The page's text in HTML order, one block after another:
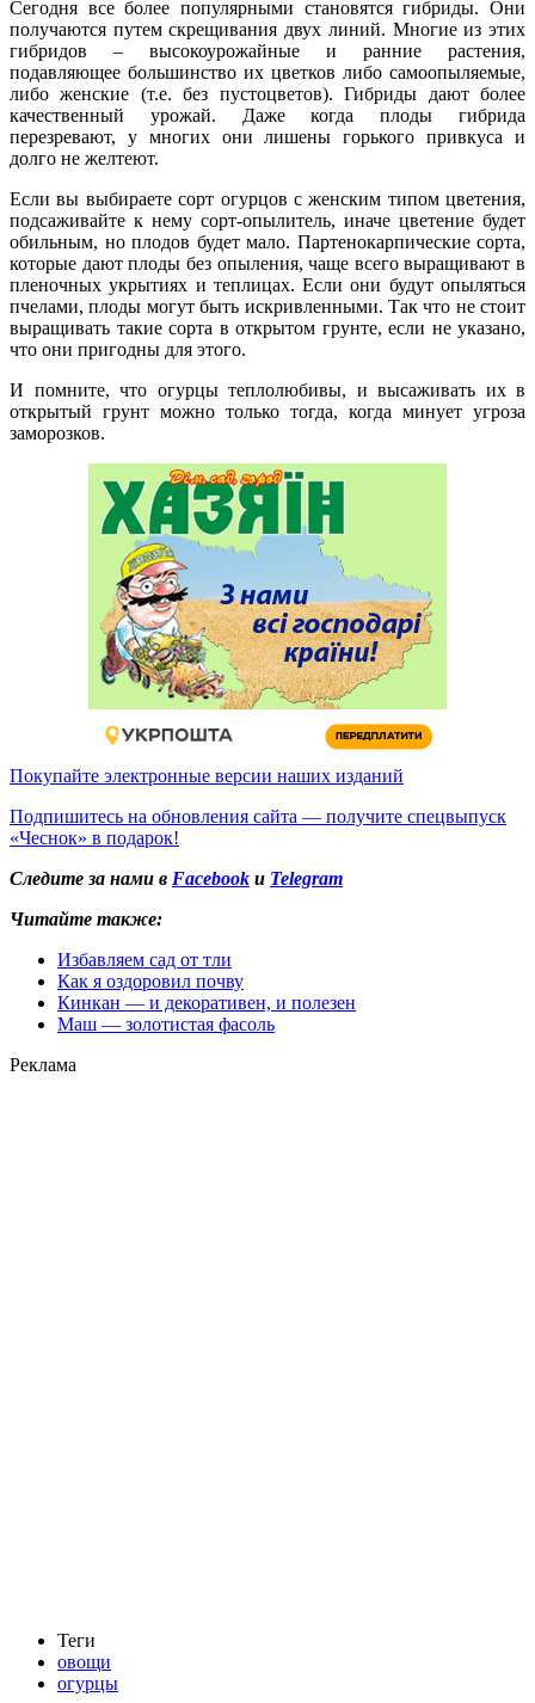
Сегодня все более популярными становятся гибриды. Они
получаются путем скрещивания двух линий. Многие из этих
гибридов – высокоурожайные и ранние растения,
подавляющее большинство их цветков либо самоопыляемые,
либо женские (т.е. без пустоцветов). Гибриды дают более
качественный урожай. Даже когда плоды гибрида
перезревают, у многих они лишены горького привкуса и
долго не желтеют.
Если вы выбираете сорт огурцов с женским типом цветения,
подсаживайте к нему сорт-опылитель, иначе цветение будет
обильным, но плодов будет мало. Партенокарпические сорта,
которые дают плоды без опыления, чаще всего выращивают в
пленочных укрытиях и теплицах. Если они будут опыляться
пчелами, плоды могут быть искривленными. Так что не стоит
выращивать такие сорта в открытом грунте, если не указано,
что они пригодны для этого.
И помните, что огурцы теплолюбивы, и высаживать их в
открытый грунт можно только тогда, когда минует угроза
заморозков.
Покупайте электронные версии наших изданий
Подпишитесь на обновления сайта — получите спецвыпуск
«Чеснок» в подарок!
Следите за нами в Facebook и Telegram
Читайте также:
Избавляем сад от тли
Как я оздоровил почву
Кинкан — и декоративен, и полезен
Маш — золотистая фасоль
Реклама
Теги
овощи
огурцы